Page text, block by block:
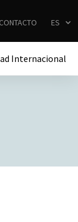
CONTACTO ES
Internacional